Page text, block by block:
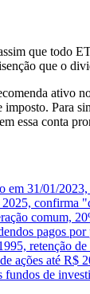
que todo
que o
ativo
Para
essa conta
31/01/
comum,
pagos por
retenção
ações até R$
de